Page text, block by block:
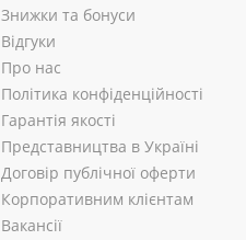
Знижки та бонуси
Відгуки
Про нас
Політика конфіденційності
Гарантія якості
Представництва в Україні
Договір публічної оферти
Корпоративним клієнтам
Вакансії